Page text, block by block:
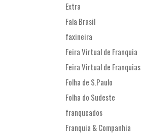
Extra
Fala Brasil
faxineira
Feira Virtual de Franquia
Feira Virtual de Franquias
Folha de S.Paulo
Folha do Sudeste
franqueados
Franquia & Companhia